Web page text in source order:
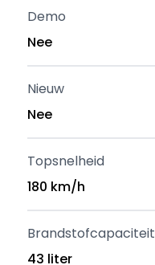
Demo
Nee
Nieuw
Nee
Topsnelheid
180 km/h
Brandstofcapaciteit
43 liter